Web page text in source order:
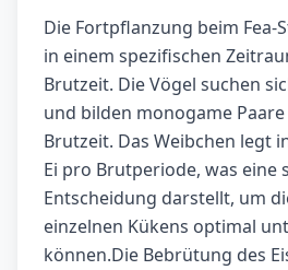
Die Fortpflanzung beim
in einem spezifischen
Brutzeit. Die Vögel suchen
und bilden monogame
Brutzeit. Das Weibchen legt
Ei pro Brutperiode, was eine
Entscheidung darstellt, um
einzelnen Kükens optimal
können.Die Bebrütung des